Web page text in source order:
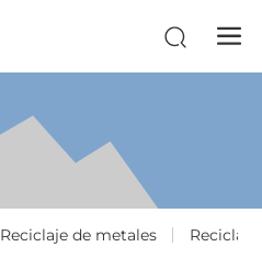
Reciclaje de metales